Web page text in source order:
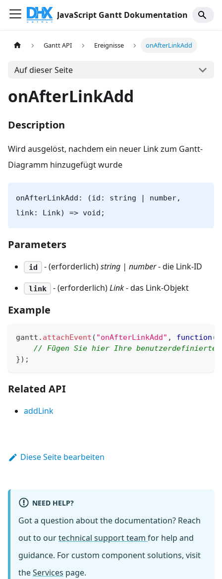
JavaScript Gantt Dokumentation
Gantt API Ereignisse onAfterLinkAdd
Auf dieser Seite
onAfterLinkAdd
Description
Wird ausgelöst, nachdem ein neuer Link zum Gantt-
Diagramm hinzugefügt wurde
onAfterLinkAdd: (id: string | number,
link: Link) => void;
Parameters
id - (erforderlich)string | number- die Link-ID
link - (erforderlich)Link- das Link-Objekt
Example
gantt . attachEvent ( "onAfterLinkAdd" , function (
// Fügen Sie hier Ihre benutzerdefinierte
}) ;
Related API
addLink
Diese Seite bearbeiten
NEED HELP?
Got a question about the documentation? Reach
out to ourtechnical support team for help and
guidance. For custom component solutions, visit
theServices page.